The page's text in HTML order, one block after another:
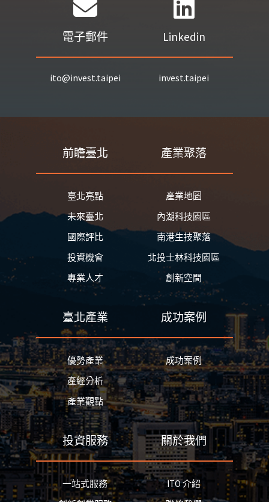
電子郵件
ito@invest.taipei
Linkedin
invest.taipei
前瞻臺北
臺北亮點
未來臺北
國際評比
投資機會
專業人才
產業聚落
產業地圖
內湖科技園區
南港生技聚落
北投士林科技園區
創新空間
臺北產業
優勢產業
產經分析
產業觀點
成功案例
成功案例
投資服務
一站式服務
關於我們
ITO 介紹